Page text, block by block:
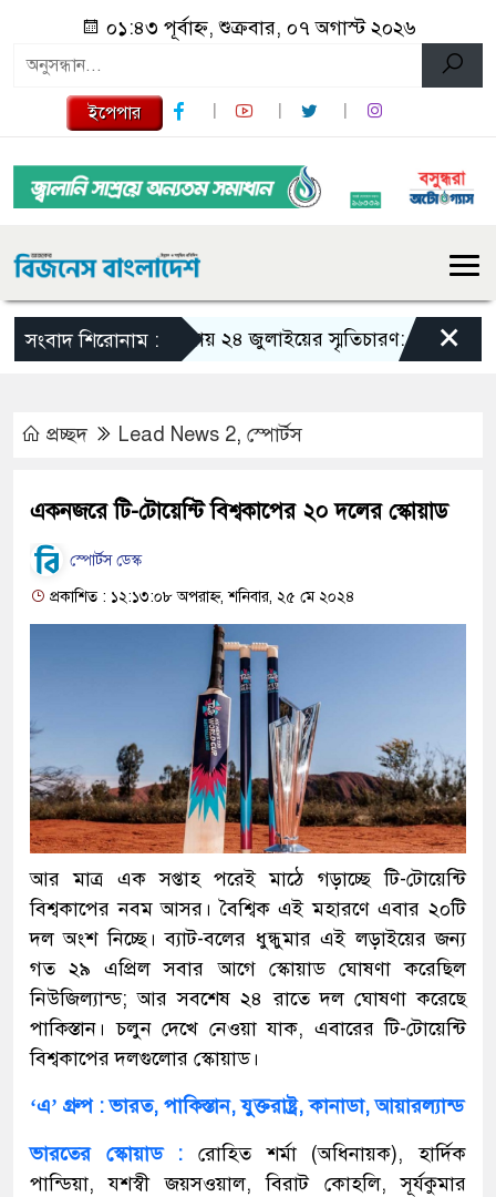
০১:৪৩ পূর্বাহ্ন, শুক্রবার, ০৭ অগাস্ট ২০২৬
ইপেপার
সংবাদ শিরোনাম :
গজারিয়ায় ২৪ জুলাইয়ের স্মৃতিচারণ: গুমের ভয়াবহ
×
প্রচ্ছদ Lead News 2, স্পোর্টস
একনজরে টি-টোয়েন্টি বিশ্বকাপের ২০ দলের স্কোয়াড
স্পোর্টস ডেস্ক
প্রকাশিত : ১২:১৩:০৮ অপরাহ্ন, শনিবার, ২৫ মে ২০২৪
আর মাত্র এক সপ্তাহ পরেই মাঠে গড়াচ্ছে টি-টোয়েন্টি
বিশ্বকাপের নবম আসর। বৈশ্বিক এই মহারণে এবার ২০টি
দল অংশ নিচ্ছে। ব্যাট-বলের ধুন্ধুমার এই লড়াইয়ের জন্য
গত ২৯ এপ্রিল সবার আগে স্কোয়াড ঘোষণা করেছিল
নিউজিল্যান্ড; আর সবশেষ ২৪ রাতে দল ঘোষণা করেছে
পাকিস্তান। চলুন দেখে নেওয়া যাক, এবারের টি-টোয়েন্টি
বিশ্বকাপের দলগুলোর স্কোয়াড।
‘এ’ গ্রুপ : ভারত, পাকিস্তান, যুক্তরাষ্ট্র, কানাডা, আয়ারল্যান্ড
ভারতের স্কোয়াড : রোহিত শর্মা (অধিনায়ক), হার্দিক
পান্ডিয়া, যশস্বী জয়সওয়াল, বিরাট কোহলি, সূর্যকুমার